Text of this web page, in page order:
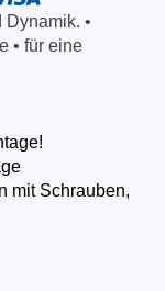
•
• für eine
mit Schrauben,